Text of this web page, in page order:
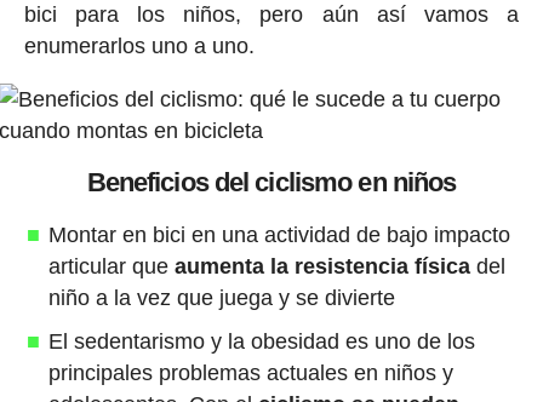
bici para los niños, pero aún así vamos a
enumerarlos uno a uno.
Beneficios del ciclismo en niños
Montar en bici en una actividad de bajo impacto
articular que aumenta la resistencia físicadel
niño a la vez que juega y se divierte
El sedentarismo y la obesidad es uno de los
principales problemas actuales en niños y